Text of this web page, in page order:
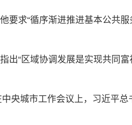
要求“循序渐进推进基本公共
出“区域协调发展是实现共同富
央城市工作会议上，习近平